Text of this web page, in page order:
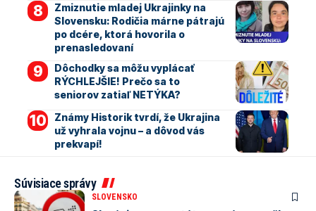
Zmiznutie mladej Ukrajinky na
Slovensku: Rodičia márne pátrajú
po dcére, ktorá hovorila o
prenasledovaní
Dôchodky sa môžu vyplácať
RÝCHLEJŠIE! Prečo sa to
seniorov zatiaľ NETÝKA?
Známy Historik tvrdí, že Ukrajina
už vyhrala vojnu – a dôvod vás
prekvapí!
Súvisiace správy
SLOVENSKO